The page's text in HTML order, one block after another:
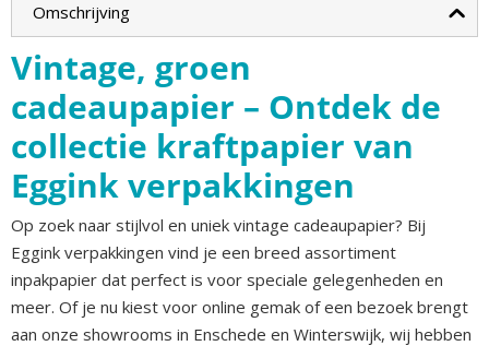
Omschrijving
Vintage, groen
cadeaupapier – Ontdek de
collectie kraftpapier van
Eggink verpakkingen
Op zoek naar stijlvol en uniek vintage cadeaupapier? Bij
Eggink verpakkingen vind je een breed assortiment
inpakpapier dat perfect is voor speciale gelegenheden en
meer. Of je nu kiest voor online gemak of een bezoek brengt
aan onze showrooms in Enschede en Winterswijk, wij hebben